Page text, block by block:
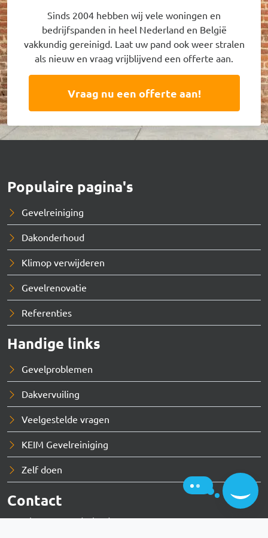
Sinds 2004 hebben wij vele woningen en
bedrijfspanden in heel Nederland en België
vakkundig gereinigd. Laat uw pand ook weer stralen
als nieuw en vraag vrijblijvend een offerte aan.
Vraag nu een offerte aan!
Hallo, hoe kan ik u helpen?
1
Populaire pagina's
Gevelreiniging
Dakonderhoud
Klimop verwijderen
Gevelrenovatie
Referenties
Handige links
Gevelproblemen
Dakvervuiling
Veelgestelde vragen
KEIM Gevelreiniging
Zelf doen
Contact
Gevelprotect Nederland BV